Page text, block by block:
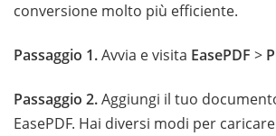
conversione molto più efficiente.
Passaggio 1.Avvia e visita EasePDF >
Passaggio 2.Aggiungi il tuo
EasePDF. Hai diversi modi per